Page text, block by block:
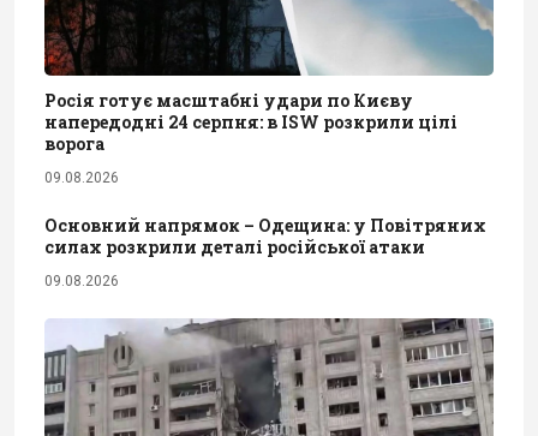
Росія готує масштабні удари по Києву
напередодні 24 серпня: в ISW розкрили цілі
ворога
09.08.2026
Основний напрямок – Одещина: у Повітряних
силах розкрили деталі російської атаки
09.08.2026